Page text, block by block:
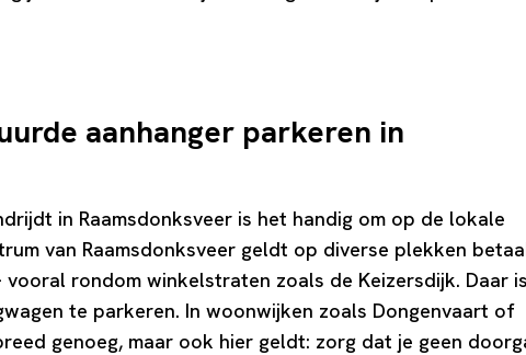
aanhanger parkeren in
in Raamsdonksveer is het handig om op de lokale
van Raamsdonksveer geldt op diverse plekken
rondom winkelstraten zoals de Keizersdijk. Daar
te parkeren. In woonwijken zoals Dongenvaart of
genoeg, maar ook hier geldt: zorg dat je geen